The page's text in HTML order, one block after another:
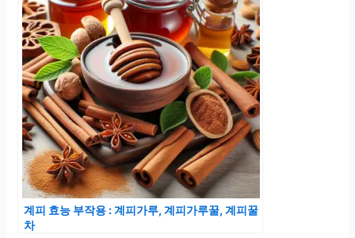
계피 효능 부작용 : 계피가루, 계피가루꿀, 계피꿀
차